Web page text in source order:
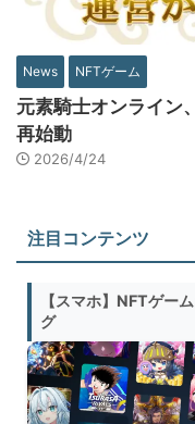
News NFTゲーム
元素騎士オンライン
再始動
2026/4/24
注目コンテンツ
【スマホ】NFTゲー
グ